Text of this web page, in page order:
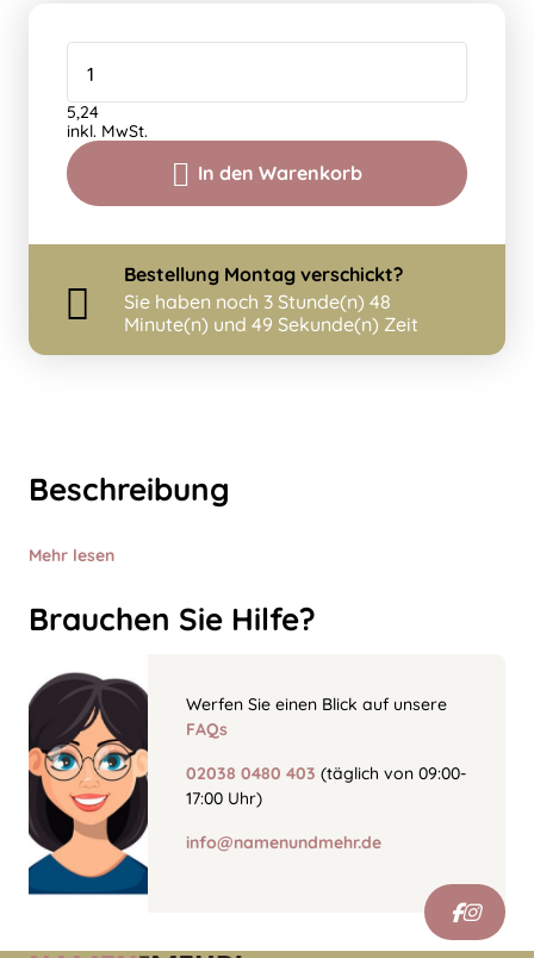
Beschreibung
Mehr lesen
Brauchen Sie Hilfe?
Werfen Sie einen Blick auf unsere
FAQs
02038 0480 403 (täglich von 09:00-
17:00 Uhr)
info@namenundmehr.de
In den Warenkorb
5,24
inkl. MwSt.
Bestellung Montag verschickt?
Sie haben noch 3 Stunde(n) 48
Minute(n) und 49 Sekunde(n) Zeit